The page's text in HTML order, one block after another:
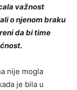
važnost
o njenom braku
da bi time
nije mogla
je bila u